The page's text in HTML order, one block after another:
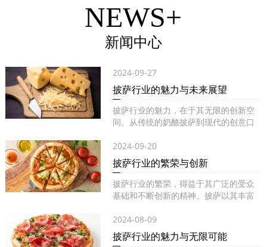
NEWS+
新闻中心
2024-09-27
披萨行业的魅力与未来展望
披萨行业的魅力，在于其无限的创新空
间。从传统的奶酪披萨到现代的创意口
2024-09-20
披萨行业的繁荣与创新
披萨行业的繁荣，得益于其广泛的受众
基础和不断创新的精神。披萨以其丰富
2024-08-09
披萨行业的魅力与无限可能